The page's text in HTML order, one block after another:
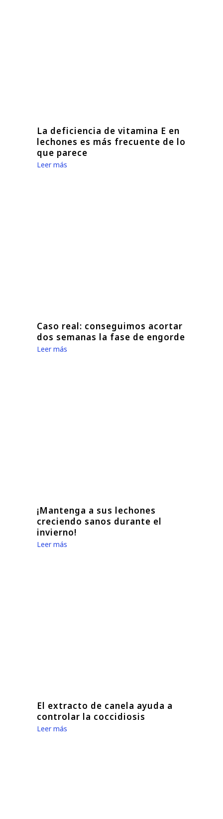
La deficiencia de vitamina E en
lechones es más frecuente de lo
que parece
Leer más
Caso real: conseguimos acortar
dos semanas la fase de engorde
Leer más
¡Mantenga a sus lechones
creciendo sanos durante el
invierno!
Leer más
El extracto de canela ayuda a
controlar la coccidiosis
Leer más